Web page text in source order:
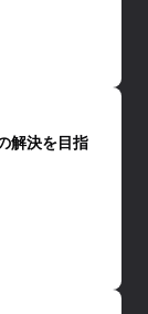
解決を目指